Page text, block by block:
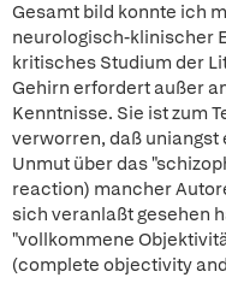
Gesamt bild konnte ich
neurologisch-klinischer
kritisches Studium der
Gehirn erfordert außer
Kenntnisse. Sie ist zum
verworren, daß
Unmut über das
reaction) mancher
sich veranlaßt gesehen
"vollkommene
(complete objectivity